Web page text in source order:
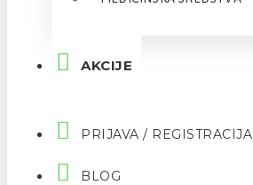
AKCIJE
PRIJAVA / REGISTRACIJA
BLOG